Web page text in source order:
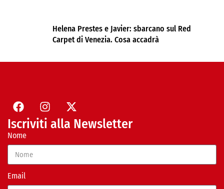
Helena Prestes e Javier: sbarcano sul Red
Carpet di Venezia. Cosa accadrà
Iscriviti alla Newsletter
Nome
Email